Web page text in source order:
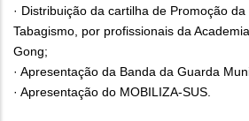
· Distribuição da cartilha de Promoção
Tabagismo, por profissionais da
Gong;
· Apresentação da Banda da Guarda
· Apresentação do MOBILIZA-SUS.